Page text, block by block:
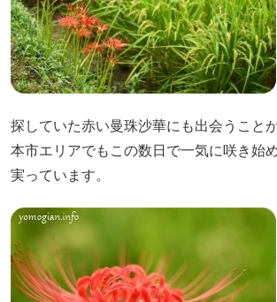
探していた赤い曼珠沙華にも出会うこと
本市エリアでもこの数日で一気に咲き始
実っています。